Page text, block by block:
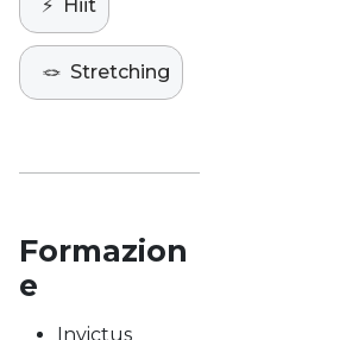
⚡️ Hiit
🪢 Stretching
Formazion
e
Invictus